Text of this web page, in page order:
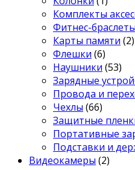
Комплекты
Фитнес-браслеты
Карты памяти (2)
Флешки (6)
Наушники (53)
Зарядные
Провода и
Чехлы (66)
Защитные
Портативные
Подставки и
Видеокамеры (2)